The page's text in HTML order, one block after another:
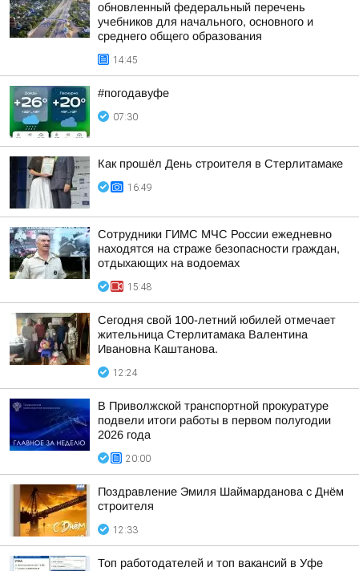
обновленный федеральный перечень
учебников для начального, основного и
среднего общего образования
14:45
#погодавуфе
07:30
Как прошёл День строителя в Стерлитамаке
16:49
Сотрудники ГИМС МЧС России ежедневно
находятся на страже безопасности граждан,
отдыхающих на водоемах
15:48
Сегодня свой 100-летний юбилей отмечает
жительница Стерлитамака Валентина
Ивановна Каштанова.
12:24
В Приволжской транспортной прокуратуре
подвели итоги работы в первом полугодии
2026 года
20:00
Поздравление Эмиля Шаймарданова с Днём
строителя
12:33
Топ работодателей и топ вакансий в Уфе